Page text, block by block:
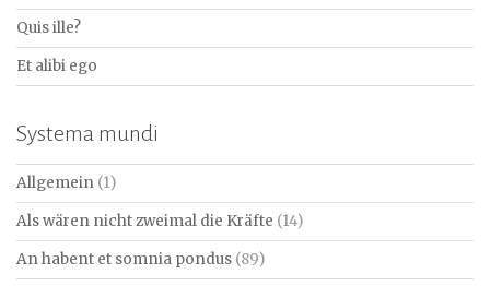
Quis ille?
Et alibi ego
Systema mundi
Allgemein (1)
Als wären nicht zweimal die Kräfte (14)
An habent et somnia pondus (89)